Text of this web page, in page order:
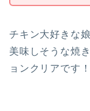
チキン大好きな
美味しそうな焼
ョンクリアです！